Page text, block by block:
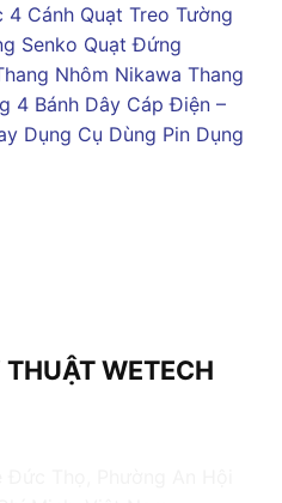
4 Cánh Quạt Treo Tường
Senko Quạt Đứng
Nhôm Nikawa Thang
4 Bánh Dây Cáp Điện –
Dụng Cụ Dùng Pin Dụng
WETECH